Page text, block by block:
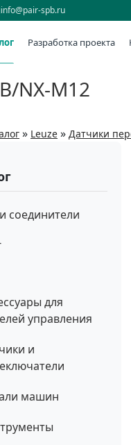
info@pair-spb.ru
Разработка проекта
NX-M12
» Leuze » Датчики
соединители
для
управления
и
машин